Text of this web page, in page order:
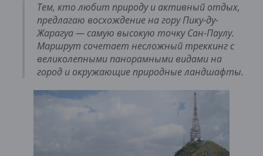
Тем, кто любит природу и активный отдых,
предлагаю восхождение на гору Пику-ду-
Жарагуа — самую высокую точку Сан-Паулу.
Маршрут сочетает несложный треккинг с
великолепными панорамными видами на
город и окружающие природные ландшафты.